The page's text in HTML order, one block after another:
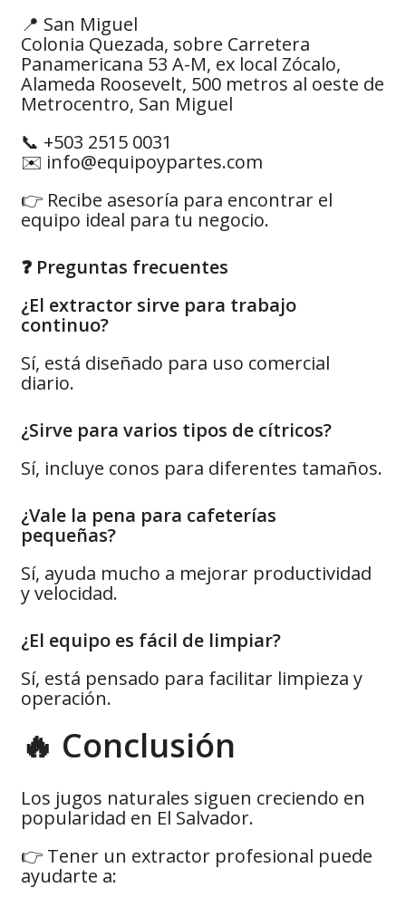
📍 San Miguel
Colonia Quezada, sobre Carretera
Panamericana 53 A-M, ex local Zócalo,
Alameda Roosevelt, 500 metros al oeste de
Metrocentro, San Miguel
📞 +503 2515 0031
✉️ info@equipoypartes.com
👉 Recibe asesoría para encontrar el
equipo ideal para tu negocio.
❓ Preguntas frecuentes
¿El extractor sirve para trabajo
continuo?
Sí, está diseñado para uso comercial
diario.
¿Sirve para varios tipos de cítricos?
Sí, incluye conos para diferentes tamaños.
¿Vale la pena para cafeterías
pequeñas?
Sí, ayuda mucho a mejorar productividad
y velocidad.
¿El equipo es fácil de limpiar?
Sí, está pensado para facilitar limpieza y
operación.
🔥 Conclusión
Los jugos naturales siguen creciendo en
popularidad en El Salvador.
👉 Tener un extractor profesional puede
ayudarte a: